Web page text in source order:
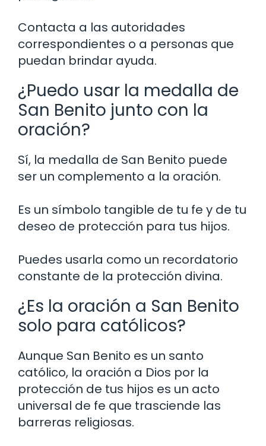
Contacta a las autoridades
correspondientes o a personas que
puedan brindar ayuda.
¿Puedo usar la medalla de
San Benito junto con la
oración?
Sí, la medalla de San Benito puede
ser un complemento a la oración.
Es un símbolo tangible de tu fe y de tu
deseo de protección para tus hijos.
Puedes usarla como un recordatorio
constante de la protección divina.
¿Es la oración a San Benito
solo para católicos?
Aunque San Benito es un santo
católico, la oración a Dios por la
protección de tus hijos es un acto
universal de fe que trasciende las
barreras religiosas.